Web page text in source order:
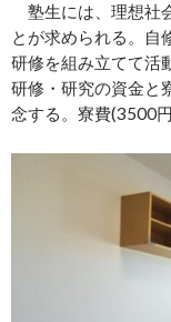
塾生には、理想社
とが求められる。自
研修を組み立てて活
研修・研究の資金と
念する。寮費(3500